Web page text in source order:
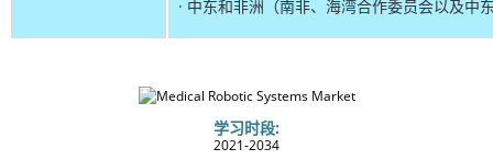
· 中东和非洲（南非、海湾合作委员会以及中
学习时段:
2021-2034